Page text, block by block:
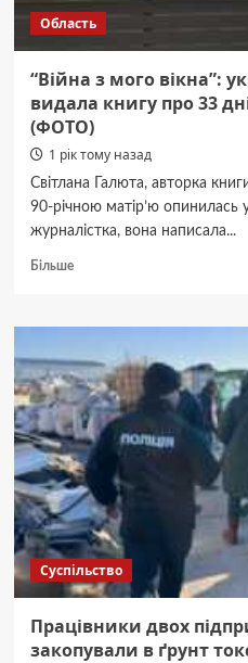
Область
“Війна з мого вікна”:
видала книгу про 33
(ФОТО)
1 рік тому назад
Світлана Галюта, авторка
90-річною матір’ю опинилась
журналістка, вона написала...
БільшеДокладніше
з
вікна”:
українська
журналістка
видала
книгу
про
33
дні
у
окупації
в
Макарові
Суспільство
Працівники двох
закопували в ґрунт